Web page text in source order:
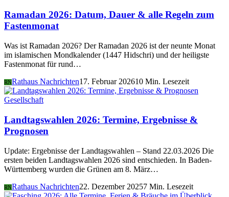
Ramadan 2026: Datum, Dauer & alle Regeln zum
Fastenmonat
Was ist Ramadan 2026? Der Ramadan 2026 ist der neunte Monat
im islamischen Mondkalender (1447 Hidschri) und der heiligste
Fastenmonat für rund…
RNRathaus Nachrichten17. Februar 202610 Min. Lesezeit
Gesellschaft
Landtagswahlen 2026: Termine, Ergebnisse &
Prognosen
Update: Ergebnisse der Landtagswahlen – Stand 22.03.2026 Die
ersten beiden Landtagswahlen 2026 sind entschieden. In Baden-
Württemberg wurden die Grünen am 8. März…
RNRathaus Nachrichten22. Dezember 20257 Min. Lesezeit